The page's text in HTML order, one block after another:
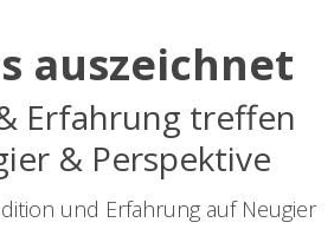
auszeichnet
Erfahrung treffen
& Perspektive
und Erfahrung auf Neugier